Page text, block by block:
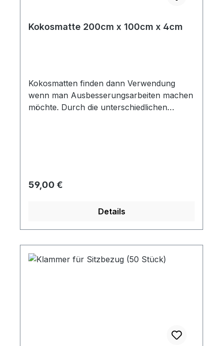
Kokosmatte 200cm x 100cm x 4cm
Kokosmatten finden dann Verwendung
wenn man Ausbesserungsarbeiten machen
möchte. Durch die unterschiedlichen
Regulärer Preis:
59,00 €
Details